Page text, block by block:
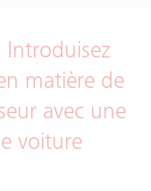
Introduisez
matière de
avec une
voiture